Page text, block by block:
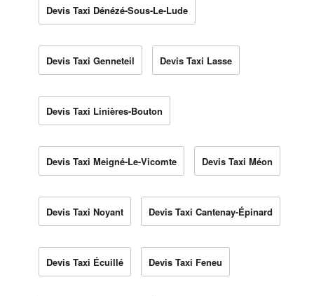
Devis Taxi Dénézé-Sous-Le-Lude
Devis Taxi Genneteil Devis Taxi Lasse
Devis Taxi Linières-Bouton
Devis Taxi Meigné-Le-Vicomte Devis Taxi Méon
Devis Taxi Noyant Devis Taxi Cantenay-Épinard
Devis Taxi Écuillé Devis Taxi Feneu